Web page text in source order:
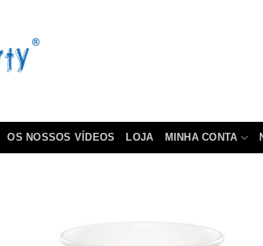
OS NOSSOS VÍDEOS LOJA MINHA CONTA